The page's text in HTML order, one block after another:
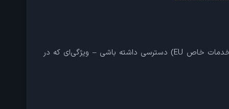
در ریجن ایرلند می‌تونی به اپلیکیشن‌هایی که فقط برای کاربران اروپایی منتشر شدن (مثل نسخه‌های محلی بانک‌ها، بیمه‌ها یا برخی خدمات خاص EU) دسترسی داشته باشی – ویژگی‌ای که در